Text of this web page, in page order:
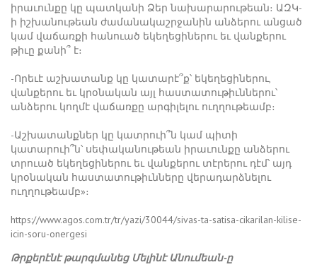
իրաւունքը կը պատկանի Ձեր նախարարութեան։ ԱԶԿ-
ի իշխանութեան ժամանակաշրջանին անձերու անցած
կամ վաճառքի հանուած եկեղեցիներու եւ վանքերու
թիւը քանի՞ է։
-Որեւէ աշխատանք կը կատարէ՞ք՝ եկեղեցիներու,
վանքերու եւ կրօնական այլ հաստատութիւններու՝
անձերու կողմէ վաճառքը արգիլելու ուղղութեամբ։
-Աշխատանքներ կը կատրուի՞ն կամ պիտի
կատարուի՞ն՝ սեփականութեան իրաւունքը անձերու
տրուած եկեղեցիներու եւ վանքերու տէրերու դէմ՝ այդ
կրօնական հաստատութիւնները վերադարձնելու
ուղղութեամբ»։
https://www.agos.com.tr/tr/yazi/30044/sivas-ta-satisa-cikarilan-kilise-
icin-soru-onergesi
Թրքերէնէ թարգմանեց Մելինէ Անումեան-ը